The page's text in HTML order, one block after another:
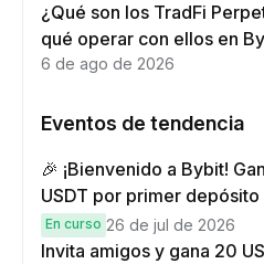
¿Qué son los TradFi
qué operar con ellos en
6 de ago de 2026
Eventos de tendencia
🎉 ¡Bienvenido a Bybit!
USDT por primer depósito
hasta 9,999 USDT en
recompensas
En curso 26 de jul de 2026
Invita amigos y gana 20